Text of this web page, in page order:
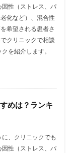
因性（ストレス、パ
化など）、混合性
希望される患者さ
クリニックで相談
を紹介します。
めは？ランキ
、クリニックでも
因性（ストレス、パ